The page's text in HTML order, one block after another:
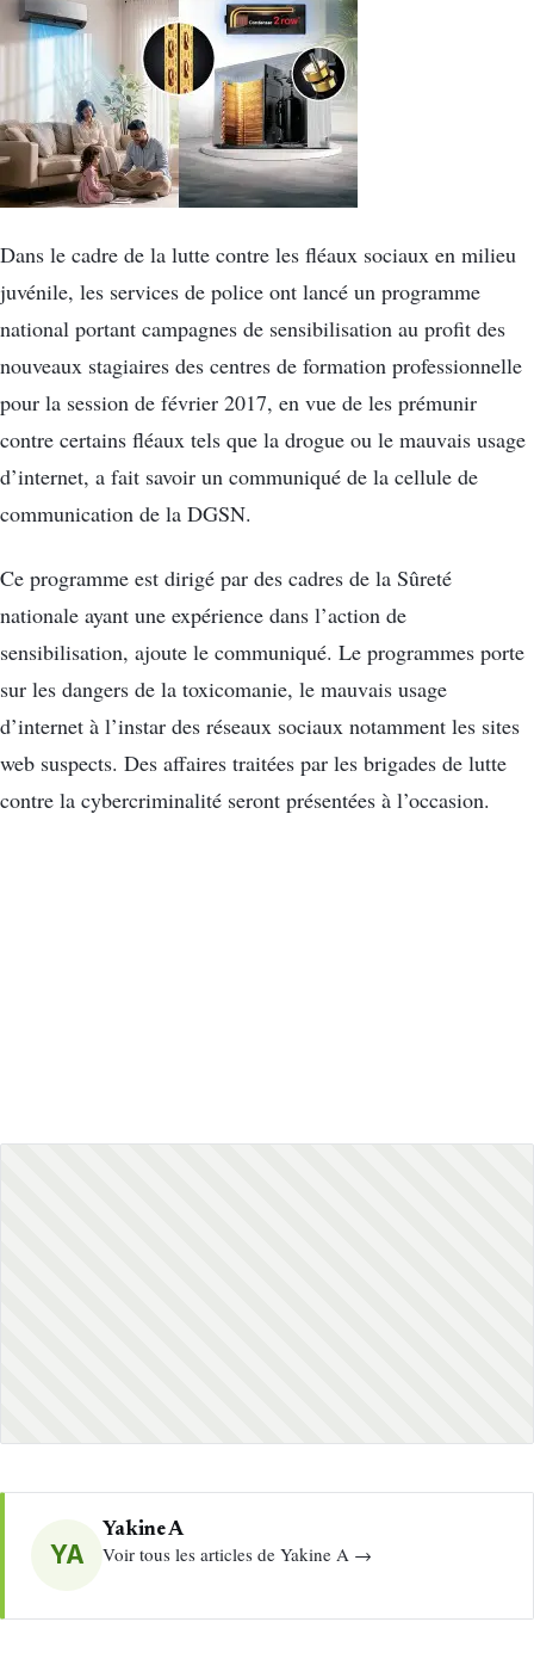
Dans le cadre de la lutte contre les fléaux sociaux en milieu
juvénile, les services de police ont lancé un programme
national portant campagnes de sensibilisation au profit des
nouveaux stagiaires des centres de formation professionnelle
pour la session de février 2017, en vue de les prémunir
contre certains fléaux tels que la drogue ou le mauvais usage
d’internet, a fait savoir un communiqué de la cellule de
communication de la DGSN.
Ce programme est dirigé par des cadres de la Sûreté
nationale ayant une expérience dans l’action de
sensibilisation, ajoute le communiqué. Le programmes porte
sur les dangers de la toxicomanie, le mauvais usage
d’internet à l’instar des réseaux sociaux notamment les sites
web suspects. Des affaires traitées par les brigades de lutte
contre la cybercriminalité seront présentées à l’occasion.
YA
Yakine A
Voir tous les articles de Yakine A →